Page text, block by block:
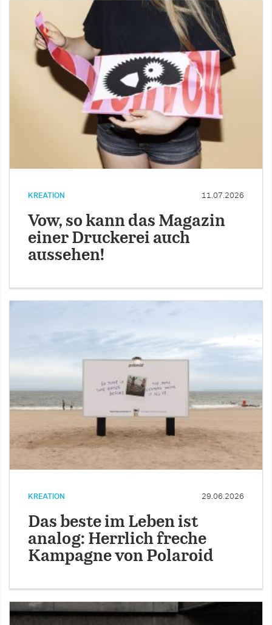
KREATION 11.07.2026
Vow, so kann das Magazin
einer Druckerei auch
aussehen!
KREATION 29.06.2026
Das beste im Leben ist
analog: Herrlich freche
Kampagne von Polaroid